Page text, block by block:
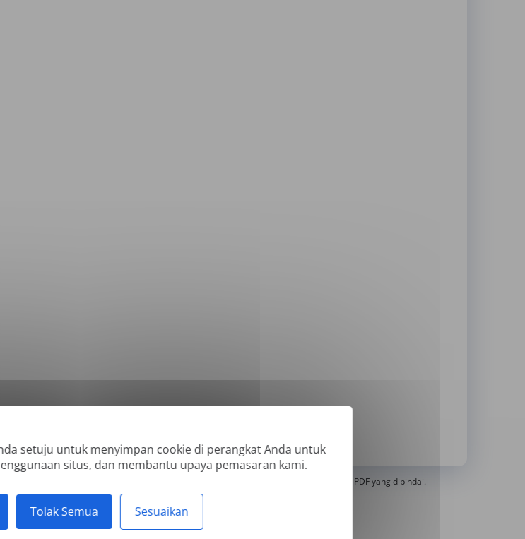
setuju untuk menyimpan cookie di perangkat Anda untuk
situs, dan membantu upaya pemasaran kami.
Tolak Semua Sesuaikan
DOCX, ODT, PDF*, CSV, PPTX, XLSX, XLS, RTF, TXT
yang dapat dicari, tetapi kami tidak dapat menerjemahkan PDF 'Hanya Gambar' atau PDF yang dipindai.